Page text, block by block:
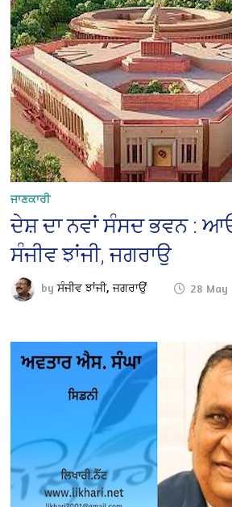
ਜਾਣਕਾਰੀ
ਦੇਸ਼ ਦਾ ਨਵਾਂ ਸੰਸਦ ਭਵਨ :
ਸੰਜੀਵ ਝਾਂਜੀ, ਜਗਰਾਉ
byਸੰਜੀਵ ਝਾਂਜੀ, ਜਗਰਾਉਂ 28 May